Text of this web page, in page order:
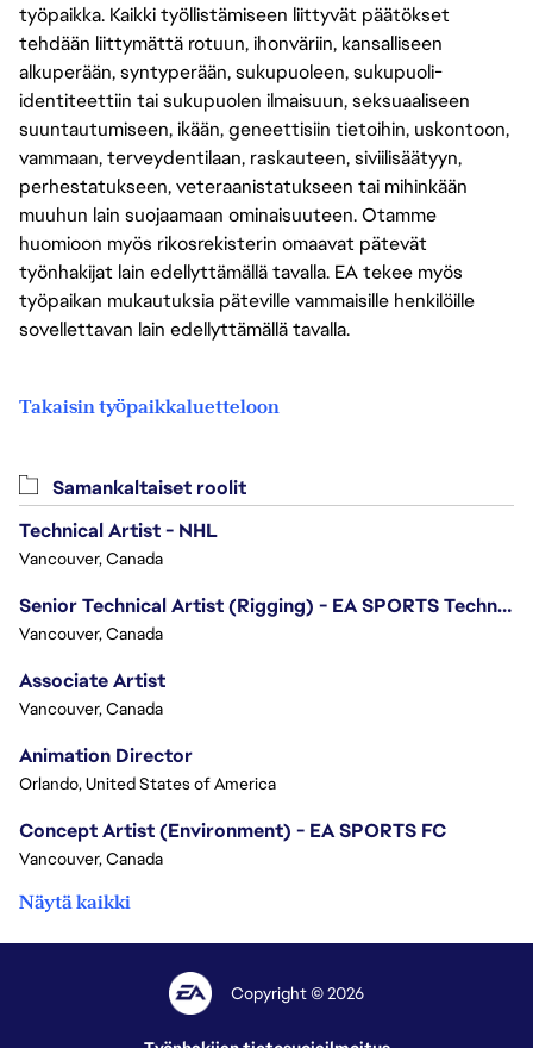
työpaikka. Kaikki työllistämiseen liittyvät päätökset
tehdään liittymättä rotuun, ihonväriin, kansalliseen
alkuperään, syntyperään, sukupuoleen, sukupuoli-
identiteettiin tai sukupuolen ilmaisuun, seksuaaliseen
suuntautumiseen, ikään, geneettisiin tietoihin, uskontoon,
vammaan, terveydentilaan, raskauteen, siviilisäätyyn,
perhestatukseen, veteraanistatukseen tai mihinkään
muuhun lain suojaamaan ominaisuuteen. Otamme
huomioon myös rikosrekisterin omaavat pätevät
työnhakijat lain edellyttämällä tavalla. EA tekee myös
työpaikan mukautuksia päteville vammaisille henkilöille
sovellettavan lain edellyttämällä tavalla.
Takaisin työpaikkaluetteloon
Samankaltaiset roolit
Technical Artist - NHL
Vancouver, Canada
Senior Technical Artist (Rigging) - EA SPORTS Technology
Vancouver, Canada
Associate Artist
Vancouver, Canada
Animation Director
Orlando, United States of America
Concept Artist (Environment) - EA SPORTS FC
Vancouver, Canada
Näytä kaikki
Copyright © 2026